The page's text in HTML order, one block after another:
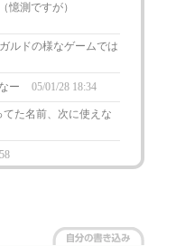
憶測ですが）
ルドの様なゲームでは
ー 05/01/28 18:34
た名前、次に使えな